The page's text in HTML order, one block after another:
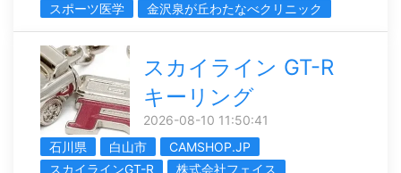
スポーツ医学
金沢泉が丘わたなべクリニック
スカイライン GT-R
キーリング
2026-08-10 11:50:41
石川県
白山市
CAMSHOP.JP
スカイラインGT-R
株式会社フェイス